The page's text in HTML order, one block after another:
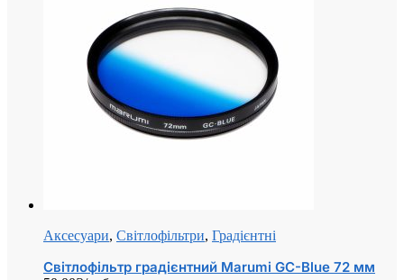
Аксесуари, Світлофільтри, Градієнтні
Світлофільтр градієнтний Marumi GC-Blue 72 мм